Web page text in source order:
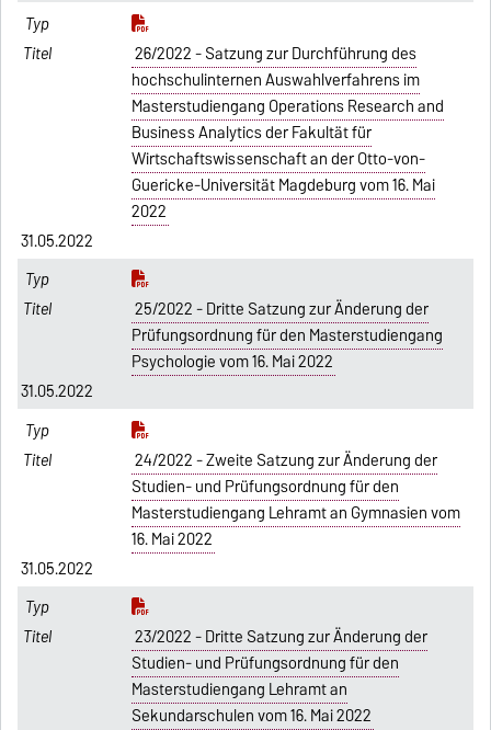
26/2022 - Satzung zur Durchführung des
hochschulinternen Auswahlverfahrens im
Masterstudiengang Operations Research and
Business Analytics der Fakultät für
Wirtschaftswissenschaft an der Otto-von-
Guericke-Universität Magdeburg vom 16. Mai
2022
31.05.2022
25/2022 - Dritte Satzung zur Änderung der
Prüfungsordnung für den Masterstudiengang
Psychologie vom 16. Mai 2022
31.05.2022
24/2022 - Zweite Satzung zur Änderung der
Studien- und Prüfungsordnung für den
Masterstudiengang Lehramt an Gymnasien vom
16. Mai 2022
31.05.2022
23/2022 - Dritte Satzung zur Änderung der
Studien- und Prüfungsordnung für den
Masterstudiengang Lehramt an
Sekundarschulen vom 16. Mai 2022